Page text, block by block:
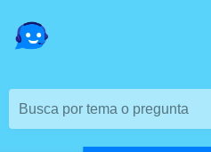
Busca por tema o pregunta